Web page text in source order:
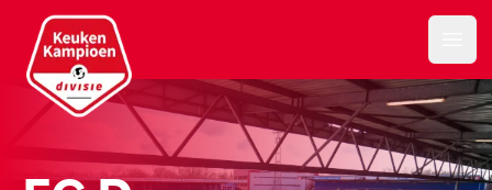
Keuken Kampioen Divisie